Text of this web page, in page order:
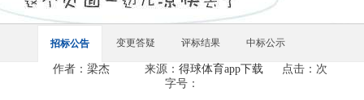
招标公告 变更答疑 评标结果 中标公示
作者：梁杰 来源： 得球体育app下载
点击：次
字号：